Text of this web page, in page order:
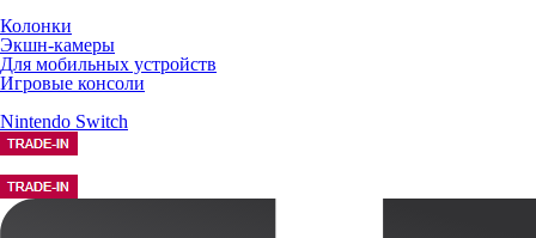
Колонки
Экшн-камеры
Для мобильных устройств
Игровые консоли
Nintendo Switch